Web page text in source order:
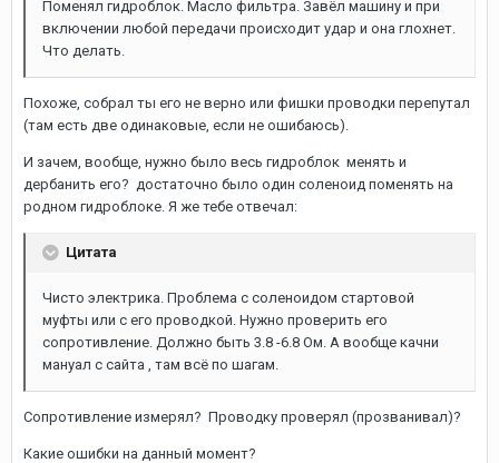
Поменял гидроблок. Масло фильтра. Завёл машину и при
включении любой передачи происходит удар и она глохнет.
Что делать.
Похоже, собрал ты его не верно или фишки проводки перепутал
(там есть две одинаковые, если не ошибаюсь).
И зачем, вообще, нужно было весь гидроблок менять и
дербанить его? достаточно было один соленоид поменять на
родном гидроблоке. Я же тебе отвечал:
Цитата
Чисто электрика. Проблема с соленоидом стартовой
муфты или с его проводкой. Нужно проверить его
сопротивление. Должно быть 3.8 -6.8 Ом. А вообще качни
мануал с сайта , там всё по шагам.
Сопротивление измерял? Проводку проверял (прозванивал)?
Какие ошибки на данный момент?